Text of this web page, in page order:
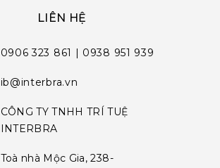
LIÊN HỆ
0906 323 861 | 0938 951 939
ib@interbra.vn
CÔNG TY TNHH TRÍ TUỆ
INTERBRA
Toà nhà Mộc Gia, 238-